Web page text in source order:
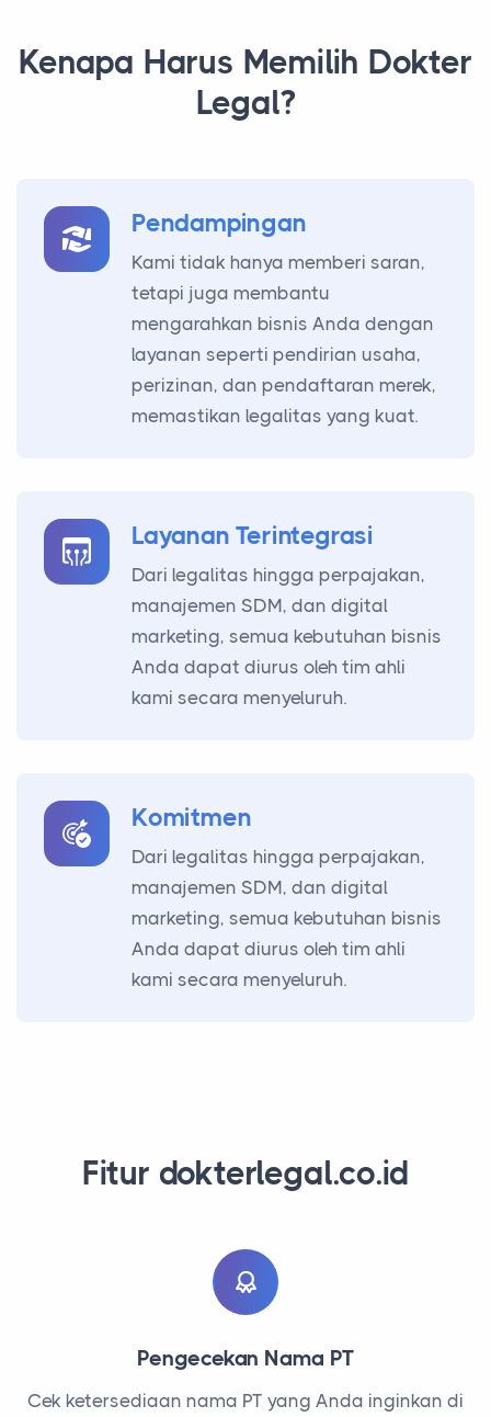
Kenapa Harus Memilih Dokter
Legal?
Pendampingan
Kami tidak hanya memberi saran,
tetapi juga membantu
mengarahkan bisnis Anda dengan
layanan seperti pendirian usaha,
perizinan, dan pendaftaran merek,
memastikan legalitas yang kuat.
Layanan Terintegrasi
Dari legalitas hingga perpajakan,
manajemen SDM, dan digital
marketing, semua kebutuhan bisnis
Anda dapat diurus oleh tim ahli
kami secara menyeluruh.
Komitmen
Dari legalitas hingga perpajakan,
manajemen SDM, dan digital
marketing, semua kebutuhan bisnis
Anda dapat diurus oleh tim ahli
kami secara menyeluruh.
Fitur dokterlegal.co.id
Pengecekan Nama PT
Cek ketersediaan nama PT yang Anda inginkan di